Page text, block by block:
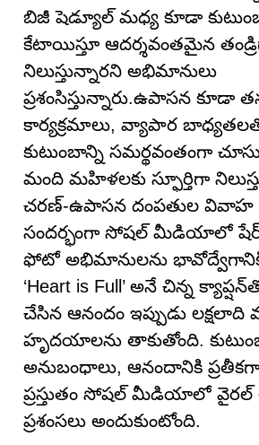
బిజీ షెడ్యూల్ మధ్య కూడా
కేటాయిస్తూ ఆదర్శవంతమైన
నిలుస్తున్నారని అభిమానులు
ప్రశంసిస్తున్నారు.ఉపాసన
కార్యక్రమాలు, వ్యాపార
కుటుంబాన్ని సమర్థవంతంగా
మంది మహిళలకు స్ఫూర్తిగా
చరణ్-ఉపాసన దంపతుల వివాహ
సందర్భంగా సోషల్ మీడియాలో షేర్
ఫోటో అభిమానులను భావోద్వేగానికి
‘Heart is Full’ అనే చిన్న
చేసిన ఆనందం ఇప్పుడు లక్షలాది
హృదయాలను తాకుతోంది.
అనుబంధాలు, ఆనందానికి
ప్రస్తుతం సోషల్ మీడియాలో వైరల్
ప్రశంసలు అందుకుంటోంది.